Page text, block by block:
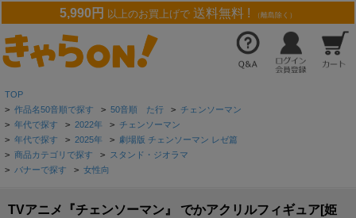
5,990円 以上のお買上げで 送料無料 ! （離島除く）
TOP
> 作品名50音順で探す > 50音順 た行 > チェンソーマン
> 年代で探す > 2022年 > チェンソーマン
> 年代で探す > 2025年 > 劇場版 チェンソーマン レゼ篇
> 商品カテゴリで探す > スタンド・ジオラマ
> バナーで探す > 女性向
TVアニメ『チェンソーマン』 でかアクリルフィギュア[姫